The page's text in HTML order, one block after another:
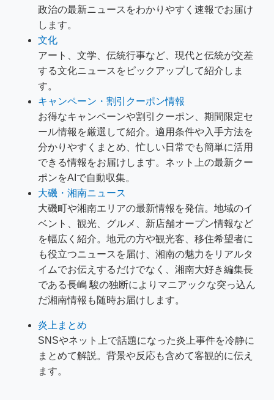
政治の最新ニュースをわかりやすく速報でお届け
します。
文化
アート、文学、伝統行事など、現代と伝統が交差
する文化ニュースをピックアップして紹介しま
す。
キャンペーン・割引クーポン情報
お得なキャンペーンや割引クーポン、期間限定セ
ール情報を厳選して紹介。適用条件や入手方法を
分かりやすくまとめ、忙しい日常でも簡単に活用
できる情報をお届けします。ネット上の最新クー
ポンをAIで自動収集。
大磯・湘南ニュース
大磯町や湘南エリアの最新情報を発信。地域のイ
ベント、観光、グルメ、新店舗オープン情報など
を幅広く紹介。地元の方や観光客、移住希望者に
も役立つニュースを届け、湘南の魅力をリアルタ
イムでお伝えするだけでなく、湘南大好き編集長
である長嶋 駿の独断によりマニアックな突っ込ん
だ湘南情報も随時お届けします。
炎上まとめ
SNSやネット上で話題になった炎上事件を冷静に
まとめて解説。背景や反応も含めて客観的に伝え
ます。